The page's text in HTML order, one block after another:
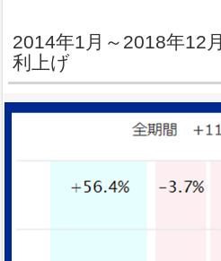
2014年1月～2018年12
利上げ